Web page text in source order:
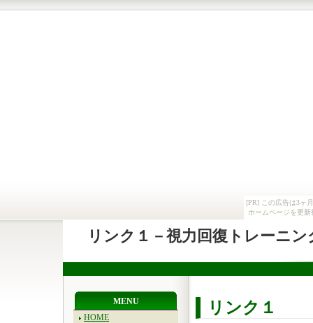
[PR] この広告は3ヶ
ホームページを更
リンク１－視力回復トレーニ
リンク１
MENU
HOME